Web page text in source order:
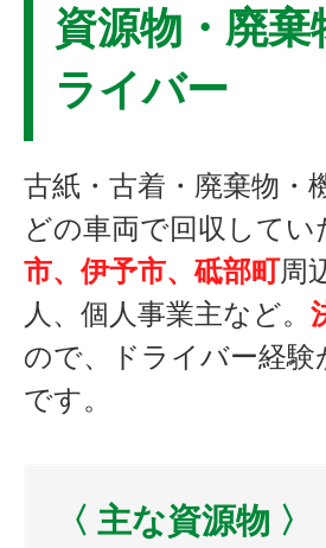
資源物・廃
ライバー
古紙・古着・廃棄物・
どの車両で回収して
市、伊予市、砥部町周
人、個人事業主など。
ので、ドライバー経
です。
〈 主な資源物 〉